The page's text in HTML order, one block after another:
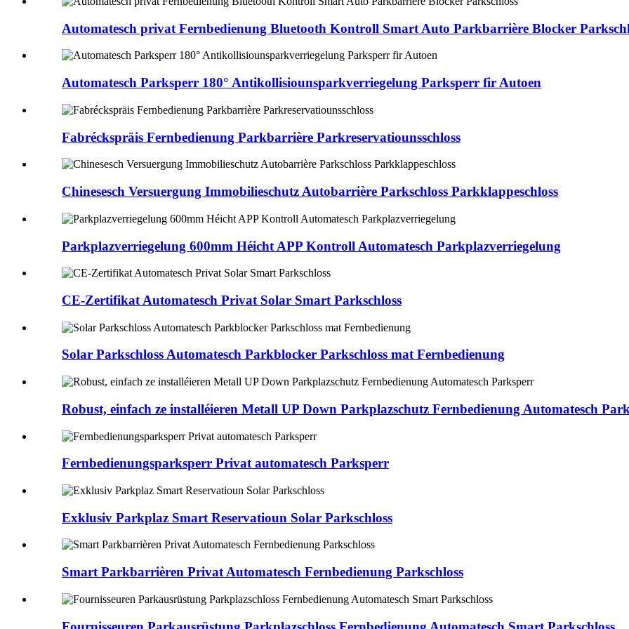
Automatesch privat Fernbedienung Bluetooth Kontroll Smart Auto Parkbarrière Blocker
Automatesch Parksperr 180° Antikollisiounsparkverriegelung Parksperr fir Autoen
Fabréckspräis Fernbedienung Parkbarrière Parkreservatiounsschloss
Chinesesch Versuergung Immobilieschutz Autobarrière Parkschloss Parkklappeschloss
Parkplazverriegelung 600mm Héicht APP Kontroll Automatesch Parkplazverriegelung
CE-Zertifikat Automatesch Privat Solar Smart Parkschloss
Solar Parkschloss Automatesch Parkblocker Parkschloss mat Fernbedienung
Robust, einfach ze installéieren Metall UP Down Parkplazschutz Fernbedienung Automatesch
Fernbedienungsparksperr Privat automatesch Parksperr
Exklusiv Parkplaz Smart Reservatioun Solar Parkschloss
Smart Parkbarrièren Privat Automatesch Fernbedienung Parkschloss